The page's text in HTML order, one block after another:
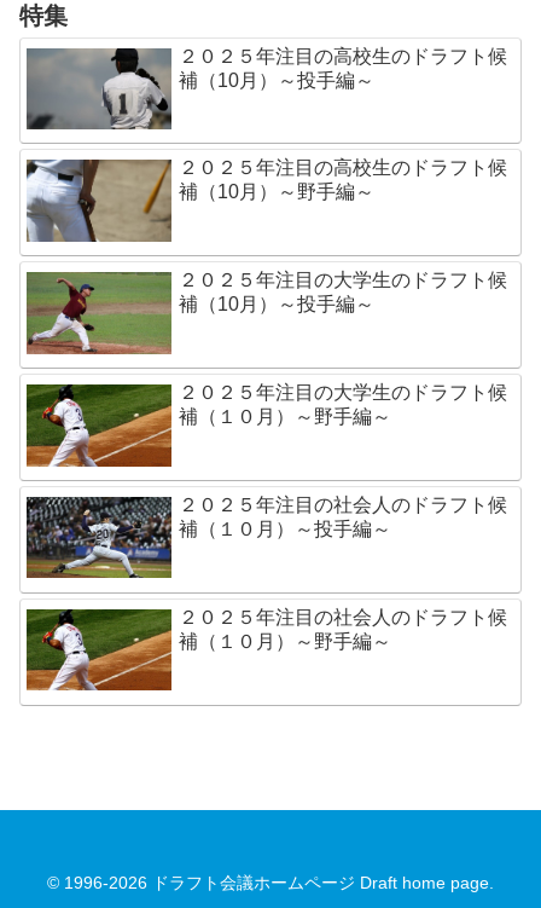
特集
２０２５年注目の高校生のドラフト候
補（10月）～投手編～
２０２５年注目の高校生のドラフト候
補（10月）～野手編～
２０２５年注目の大学生のドラフト候
補（10月）～投手編～
２０２５年注目の大学生のドラフト候
補（１０月）～野手編～
２０２５年注目の社会人のドラフト候
補（１０月）～投手編～
２０２５年注目の社会人のドラフト候
補（１０月）～野手編～
© 1996-2026 ドラフト会議ホームページ Draft home page.